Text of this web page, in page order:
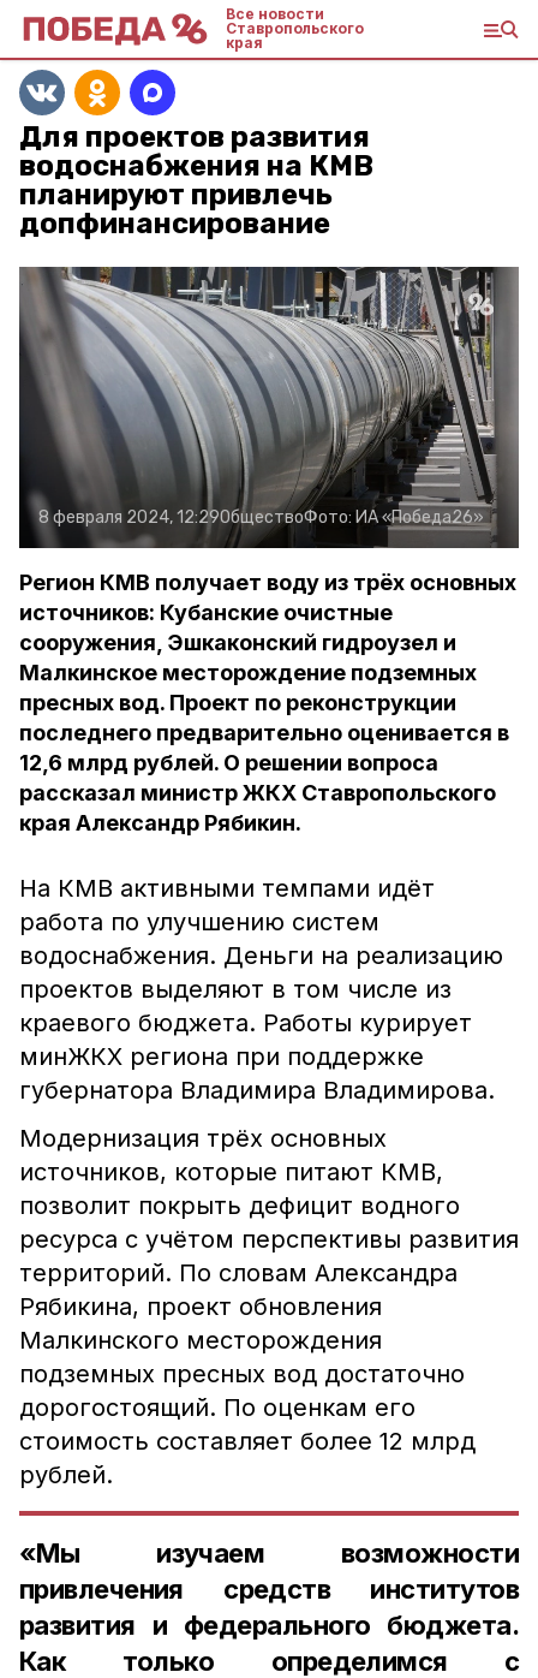
Все новости
Ставропольского
края
Для проектов развития
водоснабжения на КМВ
планируют привлечь
допфинансирование
8 февраля 2024, 12:29ОбществоФото: ИА «Победа26»
Регион КМВ получает воду из трёх основных
источников: Кубанские очистные
сооружения, Эшкаконский гидроузел и
Малкинское месторождение подземных
пресных вод. Проект по реконструкции
последнего предварительно оценивается в
12,6 млрд рублей. О решении вопроса
рассказал министр ЖКХ Ставропольского
края Александр Рябикин.
На КМВ активными темпами идёт
работа по улучшению систем
водоснабжения. Деньги на реализацию
проектов выделяют в том числе из
краевого бюджета. Работы курирует
минЖКХ региона при поддержке
губернатора Владимира Владимирова.
Модернизация трёх основных
источников, которые питают КМВ,
позволит покрыть дефицит водного
ресурса с учётом перспективы развития
территорий. По словам Александра
Рябикина, проект обновления
Малкинского месторождения
подземных пресных вод достаточно
дорогостоящий. По оценкам его
стоимость составляет более 12 млрд
рублей.
«Мы изучаем возможности
привлечения средств институтов
развития и федерального бюджета.
Как только определимся с